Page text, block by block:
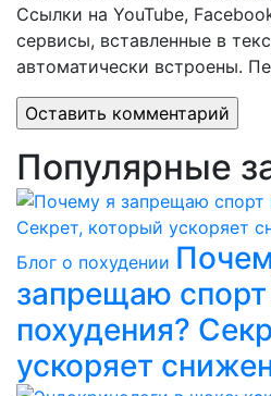
Ссылки на YouTube,
сервисы, вставленные в
автоматически встроены.
Популярные
Блог о похудении
запрещаю
похудения?
ускоряет